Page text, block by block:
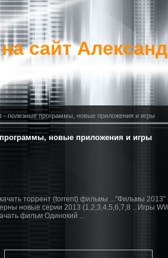
сайт
- полезные программы, новые приложения и игры
программы, новые приложения и игры
торрент (torrent) фильмы ..."Фильмы
новые серии 2013 (1,2,3,4,5,6,7,8 ...Игры
фильм Одинокий ...